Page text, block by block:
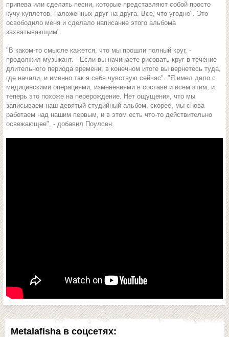
Metalafisha в соцсетях:
припева или сделать песни, которые представляют собой просто
кучу куплетов, наложенных друг на друга. Все, что угодно". Это
освободило меня и сделало написание этого альбома
захватывающим".
"В каком-то смысле кажется, что мы прошли полный круг, -
продолжил музыкант. - Если вы начинаете рисовать круг в течение
длительного периода времени, в конечном итоге вы вернетесь туда,
где начали, и именно так я себя чувствую сейчас". "Я имел дело с
медицинскими операциями, изменениями в составе и всем этим, и
теперь это похоже на перерождение. Нет ощущения, что мы
записываем наш девятый студийный альбом, скорее, мы снова
работаем над нашим первым, и в этом есть что-то действительно
освежающее", - добавил Поулсен.